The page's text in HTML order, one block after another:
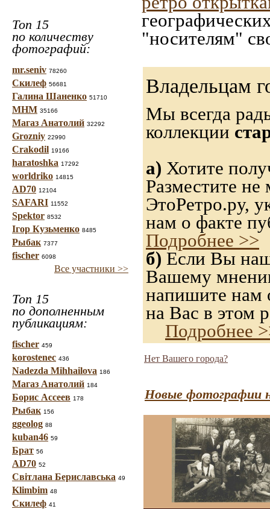
Топ 15
по количеству
фотографий:
mr.seniv 78260
Скилеф 56681
Галина Шаненко 51710
МНМ 35166
Магаз Анатолий 32292
Grozniy 22990
Crakodil 19166
haratoshka 17292
worldriko 14815
AD70 12104
SAFARI 11552
Spektor 8532
Ігор Кузьменко 8485
Рыбак 7377
fischer 6098
Все участники >>
Топ 15
по дополненным
публикациям:
fischer 459
korostenec 436
Nadezda Mihhailova 186
Магаз Анатолий 184
Борис Ассеев 178
Рыбак 156
ggeolog 88
kuban46 59
Брат 56
AD70 52
Світлана Бериславська 49
Klimbim 48
Скилеф 41
"носителям"
Владельцам
Мы всегда
коллекции
а) Хотите
Разместите
ЭтоРетро.ру,
нам о факте
Подробнее >>
б) Если Вы
Вашему
напишите нам
на Вас в этом
Подробнее
Нет Вашего города?
Новые фотографии